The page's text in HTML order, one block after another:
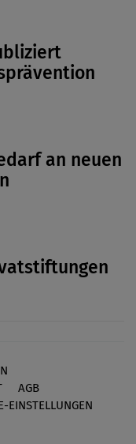
an neuen
AGB
EINSTELLUNGEN